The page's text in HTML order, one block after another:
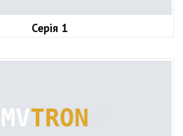
Серія 1